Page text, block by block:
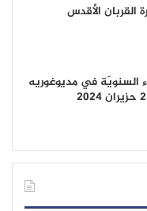
القربان الأقدس
السنويّة في مديوغوريه